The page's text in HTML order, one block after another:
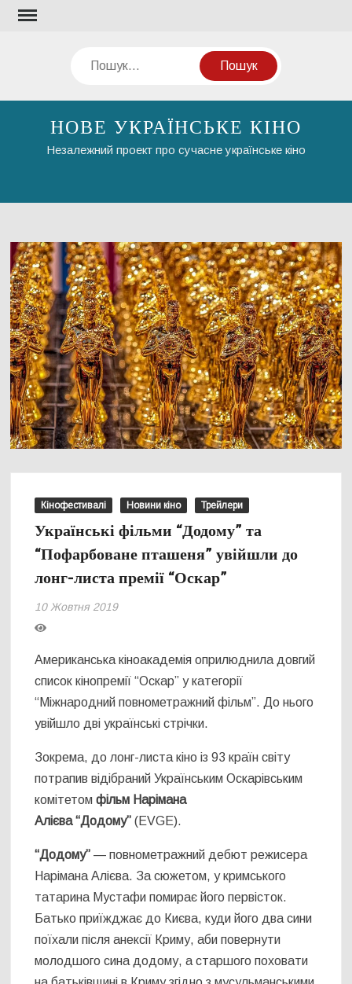
Перейти
Пошук
НОВЕ УКРАЇНСЬКЕ КІНО
Незалежний проект про сучасне українське кіно
Кінофестивалі Новини кіно Трейлери
Українські фільми “Додому” та
“Пофарбоване пташеня” увійшли до
лонг-листа премії “Оскар”
10 Жовтня 2019
Американська кіноакадемія оприлюднила довгий
список кінопремії “Оскар” у категорії
“Міжнародний повнометражний фільм”. До нього
увійшло дві українські стрічки.
Зокрема, до лонг-листа кіно із 93 країн світу
потрапив відібраний Українським Оскарівським
комітетомфільм Нарімана
Алієва “Додому” (EVGE).
“Додому” — повнометражний дебют режисера
Нарімана Алієва. За сюжетом, у кримського
татарина Мустафи помирає його первісток.
Батько приїжджає до Києва, куди його два сини
поїхали після анексії Криму, аби повернути
молодшого сина додому, а старшого поховати